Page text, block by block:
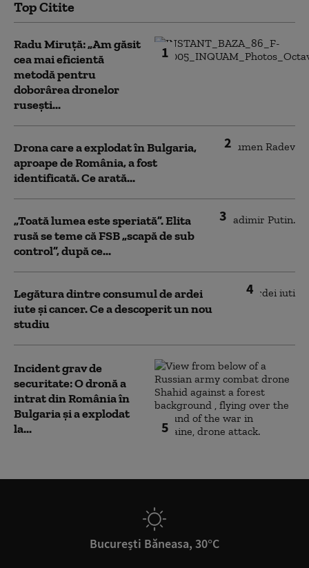
Top Citite
1
Radu Miruță: „Am găsit
cea mai eficientă
metodă pentru
doborârea dronelor
rusești...
2
Drona care a explodat în Bulgaria,
aproape de România, a fost
identificată. Ce arată...
3
„Toată lumea este speriată”. Elita
rusă se teme că FSB „scapă de sub
control”, după ce...
4
Legătura dintre consumul de ardei
iute și cancer. Ce a descoperit un nou
studiu
5
Incident grav de
securitate: O dronă a
intrat din România în
Bulgaria şi a explodat
la...
București Băneasa, 30°C